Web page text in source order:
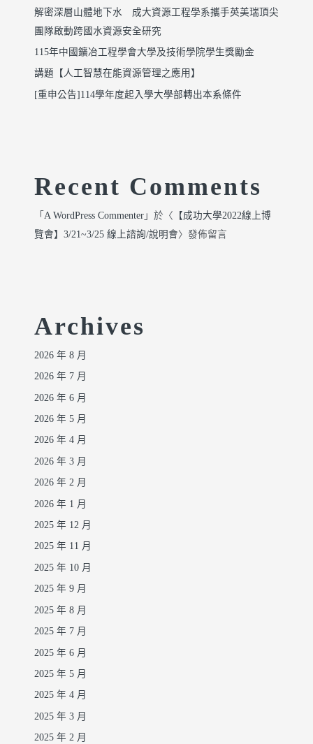
解密深層山體地下水 成大資源工程學系攜手英美瑞頂尖
團隊啟動跨國水資源安全研究
115年中國鑛冶工程學會大學及技術學院學生獎勵金
講題【人工智慧在能資源管理之應用】
[重申公告]114學年度起入學大學部轉出本系條件
Recent Comments
「 A WordPress Commenter」於〈 【成功大學2022線上博
覽會】3/21~3/25 線上諮詢/說明會〉發佈留言
Archives
2026 年 8 月
2026 年 7 月
2026 年 6 月
2026 年 5 月
2026 年 4 月
2026 年 3 月
2026 年 2 月
2026 年 1 月
2025 年 12 月
2025 年 11 月
2025 年 10 月
2025 年 9 月
2025 年 8 月
2025 年 7 月
2025 年 6 月
2025 年 5 月
2025 年 4 月
2025 年 3 月
2025 年 2 月